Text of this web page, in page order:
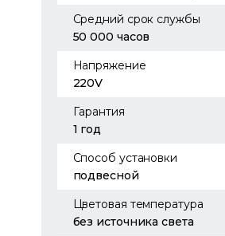
Средний срок службы
50 000 часов
Напряжение
220V
Гарантия
1 год
Способ установки
подвесной
Цветовая температура
без источника света